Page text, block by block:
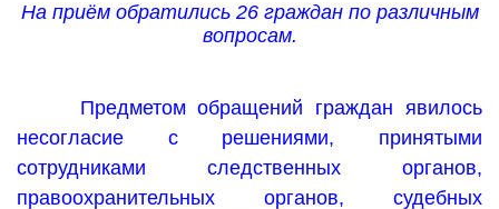
На приём обратились 26 граждан по различным
вопросам.
Предметом обращений граждан явилось
несогласие с решениями, принятыми
сотрудниками следственных органов,
правоохранительных органов, судебных